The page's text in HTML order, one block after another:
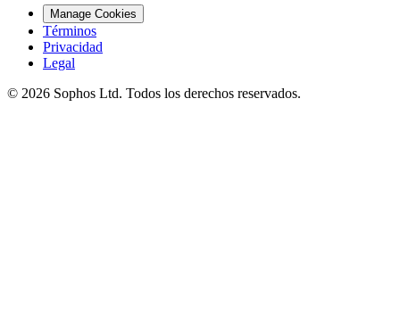
Manage Cookies
Términos
Privacidad
Legal
© 2026 Sophos Ltd. Todos los derechos reservados.